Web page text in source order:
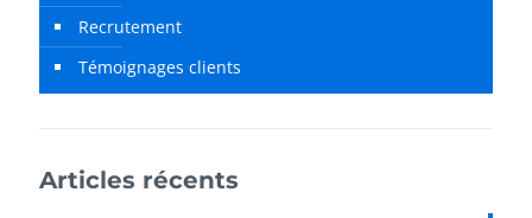
Recrutement
Témoignages clients
Articles récents